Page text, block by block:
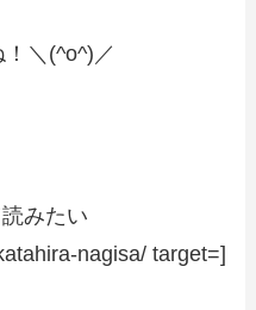
＼(^o^)／
みたい
nagisa/ target=]